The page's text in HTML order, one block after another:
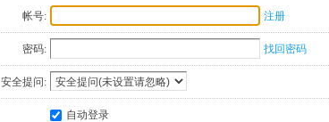
帐号: 注册
密码: 找回密码
安全提问:
自动登录